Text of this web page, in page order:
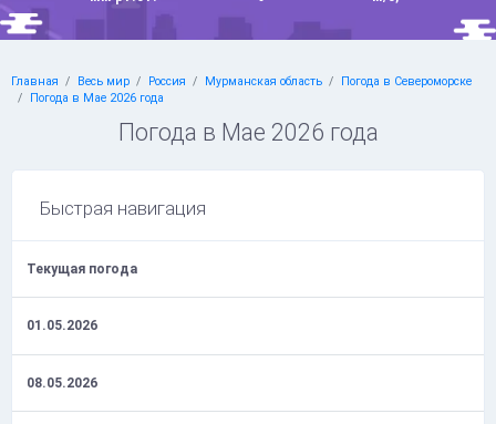
Главная Весь мир Россия Мурманская область
Погода в Североморске
Погода в Мае 2026 года
Погода в Мае 2026 года
Быстрая навигация
Текущая погода
01.05.2026
08.05.2026